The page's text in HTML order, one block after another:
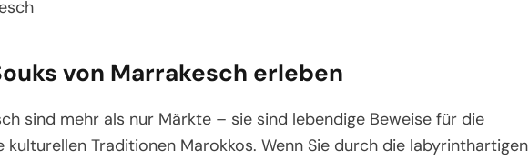
von Marrakesch erleben
sind mehr als nur Märkte – sie sind lebendige Beweise für die
kulturellen Traditionen Marokkos. Wenn Sie durch die labyrinthartigen